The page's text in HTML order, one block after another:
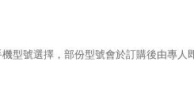
型號選擇，部份型號會於訂購後由專